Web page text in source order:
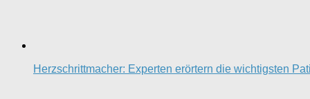
Herzschrittmacher: Experten erörtern die wichtigsten